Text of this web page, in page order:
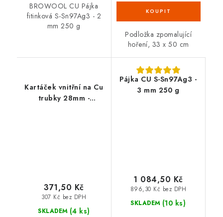
BROWOOL CU Pájka
fitinková S-Sn97Ag3 - 2
mm 250 g
Podložka zpomalující
hoření, 33 x 50 cm
Kartáček vnitřní na Cu
trubky 28mm -
SKLADEM (4 ks)
307 Kč bez DPH
371,50 Kč
Pájka CU S-Sn97Ag3 -
3 mm 250 g
SKLADEM (10 ks)
896,30 Kč bez DPH
1 084,50 Kč